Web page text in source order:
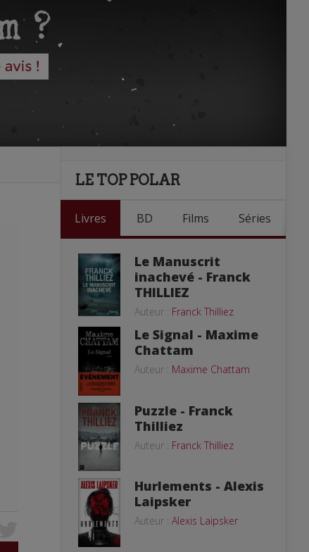
LE TOP POLAR
Livres BD Films Séries
Le Manuscrit
inachevé - Franck
THILLIEZ
Auteur : Franck Thilliez
Le Signal - Maxime
Chattam
Auteur : Maxime Chattam
Puzzle - Franck
Thilliez
Auteur : Franck Thilliez
Hurlements - Alexis
Laipsker
Auteur : Alexis Laipsker